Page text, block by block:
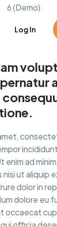
Log In
enim ad
ut aliquip
dolor in
dolore eu
occaecat